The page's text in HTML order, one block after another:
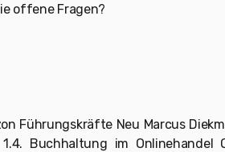
offene Fragen?
Führungskräfte Neu Marcus
Buchhaltung im Onlinehandel